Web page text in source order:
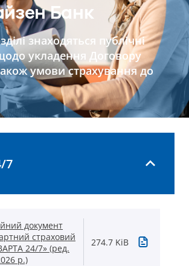
Банк
знаходяться публічні
укладення Договору
умови страхування до
7
документ
страховий
24/7» (ред.
р.)
274.7 KiB